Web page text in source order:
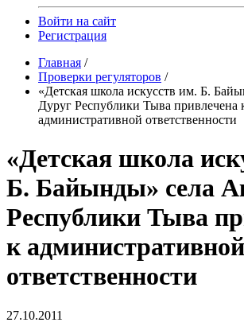
Войти на сайт
Регистрация
Главная /
Проверки регуляторов /
«Детская школа искусств им. Б.
Дуруг Республики Тыва привлечена
административной ответственности
«Детская школа
Б. Байынды» села
Республики Тыва
к административной
ответственности
27.10.2011